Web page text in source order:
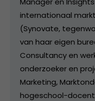
internationaal
(Synovate,
van haar eigen
Consultancy en
onderzoeker en
Marketing,
hogeschool-docent